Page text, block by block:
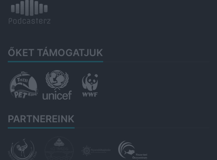
ŐKET TÁMOGATJUK
PARTNEREINK